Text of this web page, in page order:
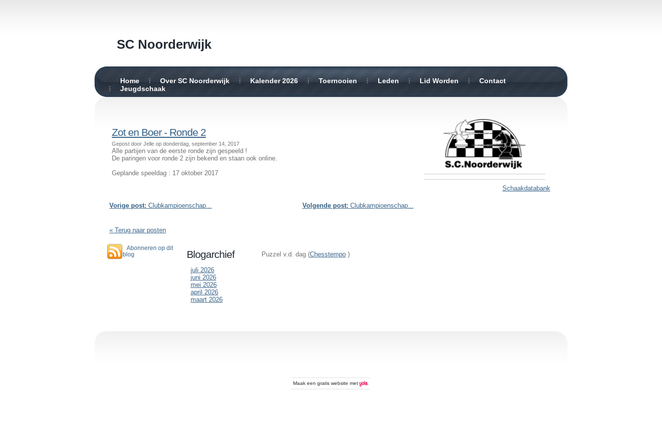
SC Noorderwijk
Home Over SC Noorderwijk Kalender 2026 Toernooien Leden Lid Worden
Contact
Jeugdschaak
Zot en Boer - Ronde 2
Gepost door Jelle op donderdag, september 14, 2017
Alle partijen van de eerste ronde zijn gespeeld !
De paringen voor ronde 2 zijn bekend en staan ook online.
Geplande speeldag : 17 oktober 2017
Volgende post: Clubkampioenschap...
Vorige post: Clubkampioenschap...
« Terug naar posten
Abonneren op dit
blog
Blogarchief
juli 2026
juni 2026
mei 2026
april 2026
maart 2026
Puzzel v.d. dag (Chesstempo)
Schaakdatabank
Maak eengratis website met